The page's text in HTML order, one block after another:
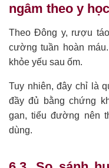
ngâm theo y
Theo Đông y, rượu
cường tuần hoàn
khỏe yếu sau ốm.
Tuy nhiên, đây chỉ là
đầy đủ bằng chứng
gan, tiểu đường nên
dùng.